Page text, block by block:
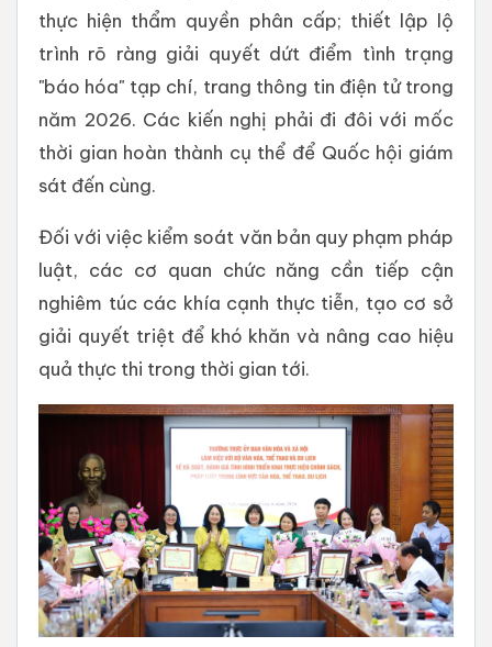
thực hiện thẩm quyền phân cấp; thiết lập lộ
trình rõ ràng giải quyết dứt điểm tình trạng
"báo hóa" tạp chí, trang thông tin điện tử trong
năm 2026. Các kiến nghị phải đi đôi với mốc
thời gian hoàn thành cụ thể để Quốc hội giám
sát đến cùng.
Đối với việc kiểm soát văn bản quy phạm pháp
luật, các cơ quan chức năng cần tiếp cận
nghiêm túc các khía cạnh thực tiễn, tạo cơ sở
giải quyết triệt để khó khăn và nâng cao hiệu
quả thực thi trong thời gian tới.